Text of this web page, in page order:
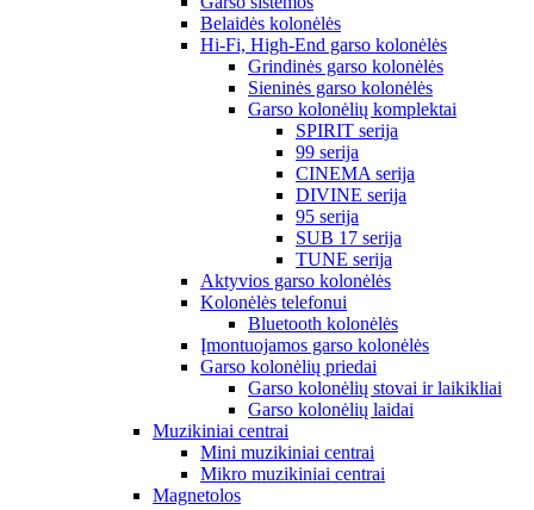
Belaidės kolonėlės
Hi-Fi, High-End garso kolonėlės
Grindinės garso kolonėlės
Sieninės garso kolonėlės
Garso kolonėlių komplektai
SPIRIT serija
99 serija
CINEMA serija
DIVINE serija
95 serija
SUB 17 serija
TUNE serija
Aktyvios garso kolonėlės
Kolonėlės telefonui
Bluetooth kolonėlės
Įmontuojamos garso kolonėlės
Garso kolonėlių priedai
Garso kolonėlių stovai ir laikikliai
Garso kolonėlių laidai
Muzikiniai centrai
Mini muzikiniai centrai
Mikro muzikiniai centrai
Magnetolos